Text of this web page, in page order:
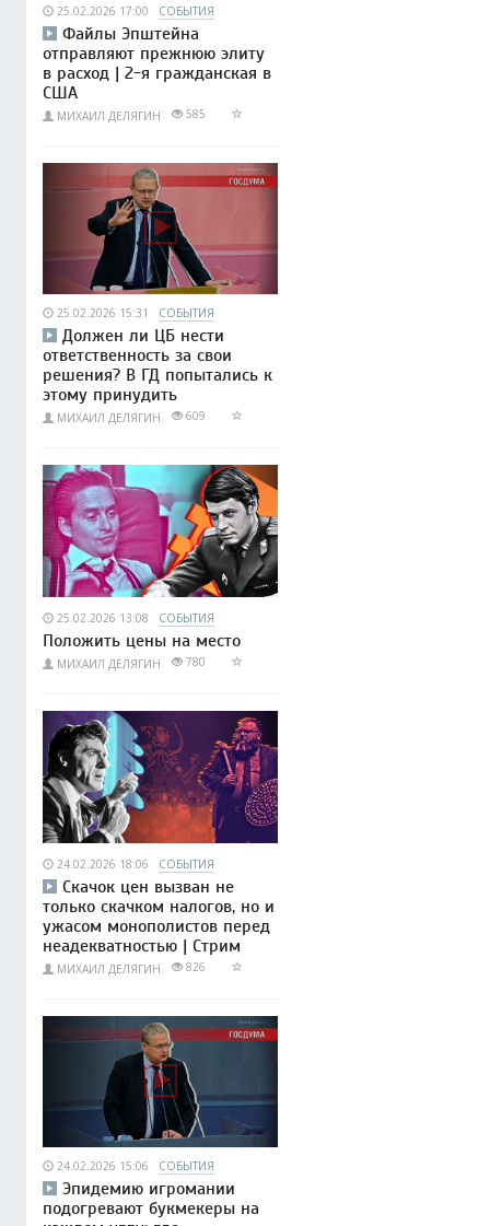
25.02.2026 17:00 СОБЫТИЯ
Файлы Эпштейна
отправляют прежнюю элиту
в расход | 2-я гражданская в
США
МИХАИЛ ДЕЛЯГИН 585
25.02.2026 15:31 СОБЫТИЯ
Должен ли ЦБ нести
ответственность за свои
решения? В ГД попытались к
этому принудить
МИХАИЛ ДЕЛЯГИН 609
25.02.2026 13:08 СОБЫТИЯ
Положить цены на место
МИХАИЛ ДЕЛЯГИН 780
24.02.2026 18:06 СОБЫТИЯ
Скачок цен вызван не
только скачком налогов, но и
ужасом монополистов перед
неадекватностью | Стрим
МИХАИЛ ДЕЛЯГИН 826
24.02.2026 15:06 СОБЫТИЯ
Эпидемию игромании
подогревают букмекеры на